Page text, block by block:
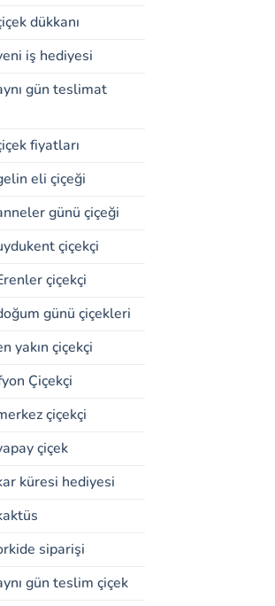
dükkanı
iş hediyesi
gün teslimat
fiyatları
eli çiçeği
günü çiçeği
çiçekçi
çiçekçi
günü çiçekleri
yakın çiçekçi
Çiçekçi
çiçekçi
çiçek
küresi hediyesi
siparişi
gün teslim çiçek